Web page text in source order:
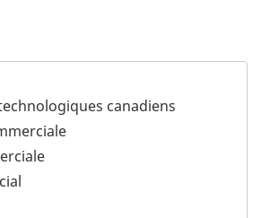
l'information et des
de Partenariat transpacifique
canadiens